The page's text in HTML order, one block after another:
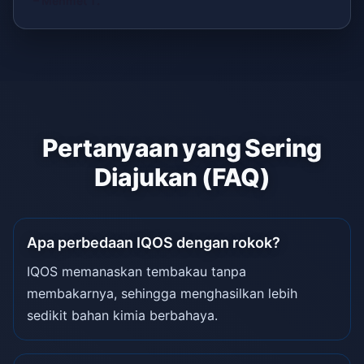
Pertanyaan yang Sering
Diajukan (FAQ)
Apa perbedaan IQOS dengan rokok?
IQOS memanaskan tembakau tanpa
membakarnya, sehingga menghasilkan lebih
sedikit bahan kimia berbahaya.